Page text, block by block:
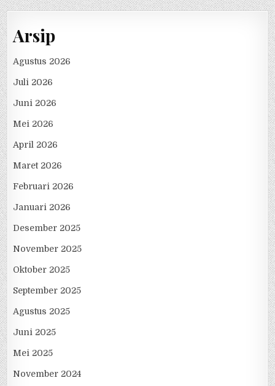
Arsip
Agustus 2026
Juli 2026
Juni 2026
Mei 2026
April 2026
Maret 2026
Februari 2026
Januari 2026
Desember 2025
November 2025
Oktober 2025
September 2025
Agustus 2025
Juni 2025
Mei 2025
November 2024